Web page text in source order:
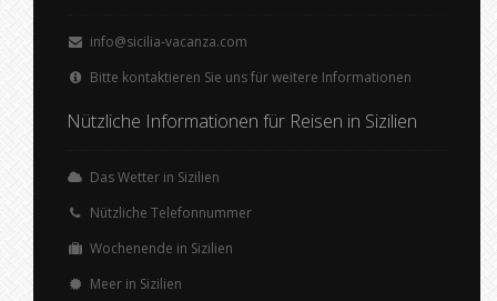
info@sicilia-vacanza.com
Bitte kontaktieren Sie uns für weitere Informationen
Nützliche Informationen für Reisen in Sizilien
Das Wetter in Sizilien
Nützliche Telefonnummer
Wochenende in Sizilien
Meer in Sizilien